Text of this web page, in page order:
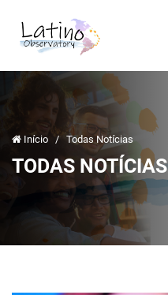
Início / Todas Notícias
TODAS NOTÍCIAS